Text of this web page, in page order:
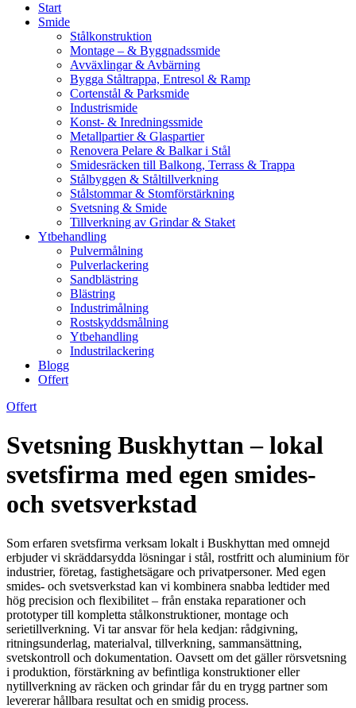
Start
Smide
Stålkonstruktion
Montage – & Byggnadssmide
Avväxlingar & Avbärning
Bygga Ståltrappa, Entresol & Ramp
Cortenstål & Parksmide
Industrismide
Konst- & Inredningssmide
Metallpartier & Glaspartier
Renovera Pelare & Balkar i Stål
Smidesräcken till Balkong, Terrass & Trappa
Stålbyggen & Ståltillverkning
Stålstommar & Stomförstärkning
Svetsning & Smide
Tillverkning av Grindar & Staket
Ytbehandling
Pulvermålning
Pulverlackering
Sandblästring
Blästring
Industrimålning
Rostskyddsmålning
Ytbehandling
Industrilackering
Blogg
Offert
Offert
Svetsning Buskhyttan – lokal
svetsfirma med egen smides-
och svetsverkstad
Som erfaren svetsfirma verksam lokalt i Buskhyttan med omnejd
erbjuder vi skräddarsydda lösningar i stål, rostfritt och aluminium för
industrier, företag, fastighetsägare och privatpersoner. Med egen
smides- och svetsverkstad kan vi kombinera snabba ledtider med
hög precision och flexibilitet – från enstaka reparationer och
prototyper till kompletta stålkonstruktioner, montage och
serietillverkning. Vi tar ansvar för hela kedjan: rådgivning,
ritningsunderlag, materialval, tillverkning, sammansättning,
svetskontroll och dokumentation. Oavsett om det gäller rörsvetsning
i produktion, förstärkning av befintliga konstruktioner eller
nytillverkning av räcken och grindar får du en trygg partner som
levererar hållbara resultat och en smidig process.